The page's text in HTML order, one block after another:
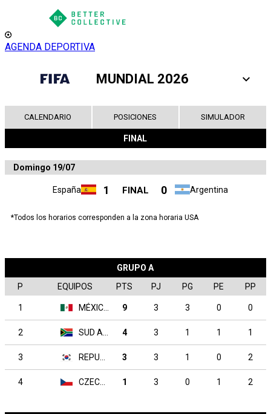
AGENDA DEPORTIVA
MUNDIAL 2026
CALENDARIO POSICIONES SIMULADOR
FINAL
Domingo 19/07
España 1 FINAL 0 Argentina
*Todos los horarios corresponden a la zona horaria USA
GRUPO A
P
EQUIPOS PTS PJ PG PE PP
1 9 3 3 0 0
2 4 3 1 1 1
3 3 3 1 0 2
4 1 3 0 1 2